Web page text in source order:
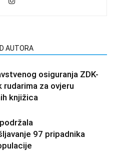
AUTORA
osiguranja ZDK-
rudarima za ovjeru
knjižica
97 pripadnika